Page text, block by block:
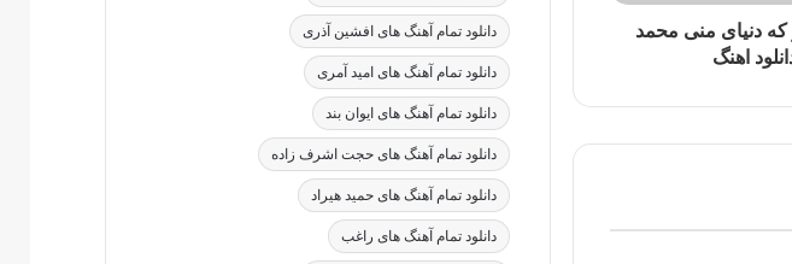
که دنیای منی محمد
اهنگ
دانلود تمام آهنگ های افشین آذری
دانلود تمام آهنگ های امید آمری
دانلود تمام آهنگ های ایوان بند
دانلود تمام آهنگ های حجت اشرف زاده
دانلود تمام آهنگ های حمید هیراد
دانلود تمام آهنگ های راغب